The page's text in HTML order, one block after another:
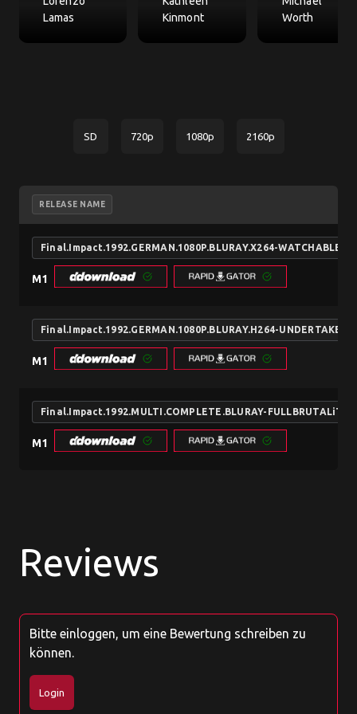
Lamas
Kinmont
Worth
SD 720p 1080p 2160p
RELEASE NAME
Final.Impact.1992.GERMAN.1080P.BLURAY.X264-WATCHABLE
M1
Final.Impact.1992.GERMAN.1080P.BLURAY.H264-UNDERTAKERS
M1
Final.Impact.1992.MULTI.COMPLETE.BLURAY-FULLBRUTALiTY
M1
Reviews
Bitte einloggen, um eine Bewertung schreiben zu
können.
Login